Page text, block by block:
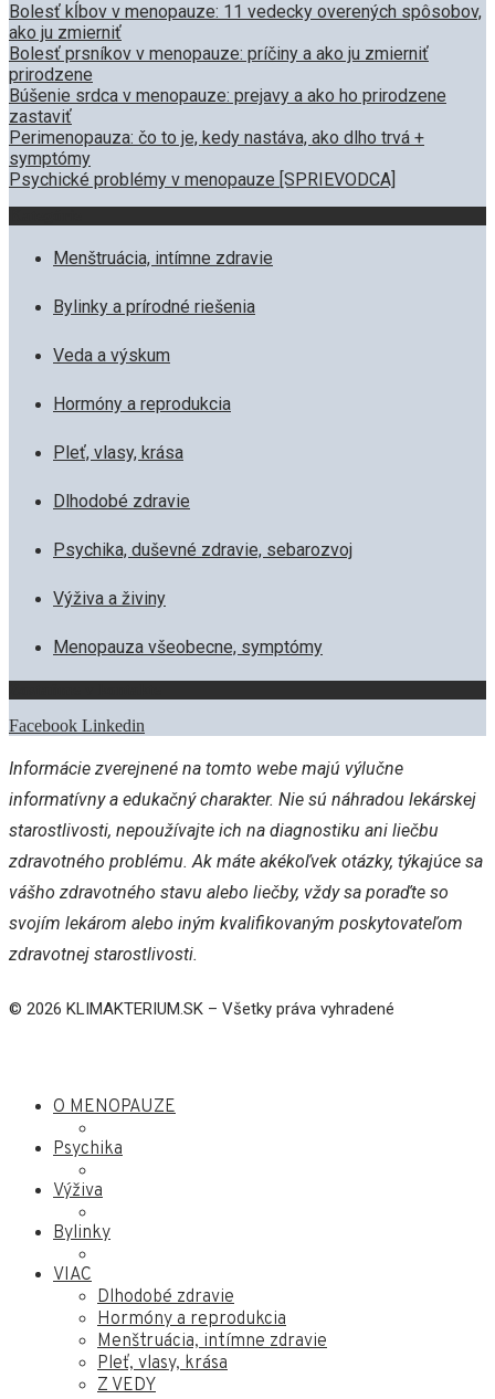
Bolesť kĺbov v menopauze: 11 vedecky overených spôsobov,
ako ju zmierniť
Bolesť prsníkov v menopauze: príčiny a ako ju zmierniť
prirodzene
Búšenie srdca v menopauze: prejavy a ako ho prirodzene
zastaviť
Perimenopauza: čo to je, kedy nastáva, ako dlho trvá +
symptómy
Psychické problémy v menopauze [SPRIEVODCA]
Menštruácia, intímne zdravie
Bylinky a prírodné riešenia
Veda a výskum
Hormóny a reprodukcia
Pleť, vlasy, krása
Dlhodobé zdravie
Psychika, duševné zdravie, sebarozvoj
Výživa a živiny
Menopauza všeobecne, symptómy
Facebook Linkedin
Informácie zverejnené na tomto webe majú výlučne
informatívny a edukačný charakter. Nie sú náhradou lekárskej
starostlivosti, nepoužívajte ich na diagnostiku ani liečbu
zdravotného problému. Ak máte akékoľvek otázky, týkajúce sa
vášho zdravotného stavu alebo liečby, vždy sa poraďte so
svojím lekárom alebo iným kvalifikovaným poskytovateľom
zdravotnej starostlivosti.
© 2026 KLIMAKTERIUM.SK – Všetky práva vyhradené
O MENOPAUZE
Psychika
Výživa
Bylinky
VIAC
Dlhodobé zdravie
Hormóny a reprodukcia
Menštruácia, intímne zdravie
Pleť, vlasy, krása
Z VEDY